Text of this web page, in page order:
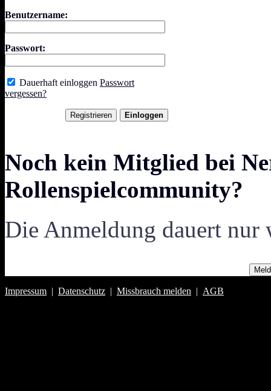
Benutzername:
Passwort:
Dauerhaft einloggen Passwort
vergessen?
Noch kein Mitglied bei
Rollenspielcommunity?
Die Anmeldung dauert
Impressum | Datenschutz | Missbrauch melden | AGB